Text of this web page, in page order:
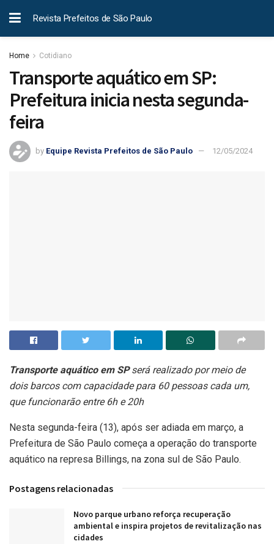
Revista Prefeitos de São Paulo
Home Cotidiano
Transporte aquático em SP:
Prefeitura inicia nesta segunda-
feira
by Equipe Revista Prefeitos de São Paulo 12/05/2024
Transporte aquático em SPserá realizado por meio de
dois barcos com capacidade para 60 pessoas cada um,
que funcionarão entre 6h e 20h
Nesta segunda-feira (13), após ser adiada em março, a
Prefeitura de São Paulo começa a operação do transporte
aquático na represa Billings, na zona sul de São Paulo.
Postagens relacionadas
Novo parque urbano reforça recuperação
ambiental e inspira projetos de revitalização nas
cidades